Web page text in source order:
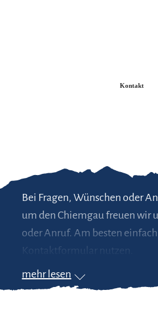
Kontakt
Bei Fragen, Wünschen oder
um den Chiemgau freuen wir
oder Anruf. Am besten
Kontaktformular nutzen.
mehr lesen